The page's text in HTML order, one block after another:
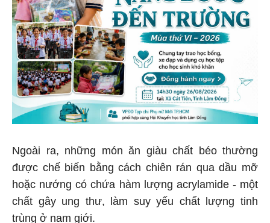
Ngoài ra, những món ăn giàu chất béo thường
được chế biến bằng cách chiên rán qua dầu mỡ
hoặc nướng có chứa hàm lượng acrylamide - một
chất gây ung thư, làm suy yếu chất lượng tinh
trùng ở nam giới.